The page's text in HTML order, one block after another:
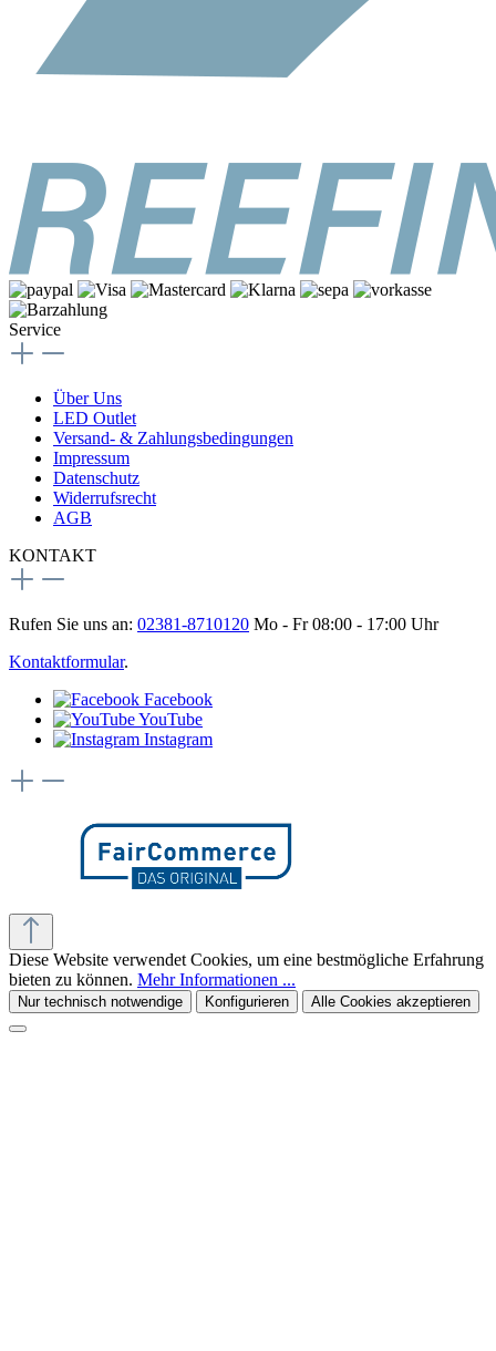
Service
Über Uns
LED Outlet
Versand- & Zahlungsbedingungen
Impressum
Datenschutz
Widerrufsrecht
AGB
KONTAKT
Rufen Sie uns an: 02381-8710120 Mo - Fr 08:00 - 17:00 Uhr
Kontaktformular.
Facebook
YouTube
Instagram
Diese Website verwendet Cookies, um eine bestmögliche Erfahrung
bieten zu können. Mehr Informationen ...
Nur technisch notwendige Konfigurieren Alle Cookies akzeptieren